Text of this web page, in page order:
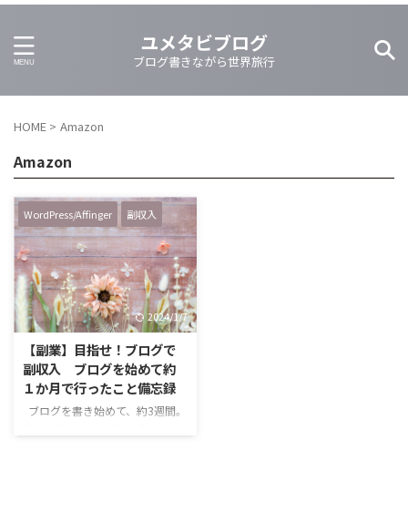
ユメタビブログ
ブログ書きながら世界旅行
HOME > Amazon
Amazon
WordPress/Affinger 副収入
2024/1/7
【副業】目指せ！ブログで
副収入 ブログを始めて約
１か月で行ったこと備忘録
ブログを書き始めて、約3週間。